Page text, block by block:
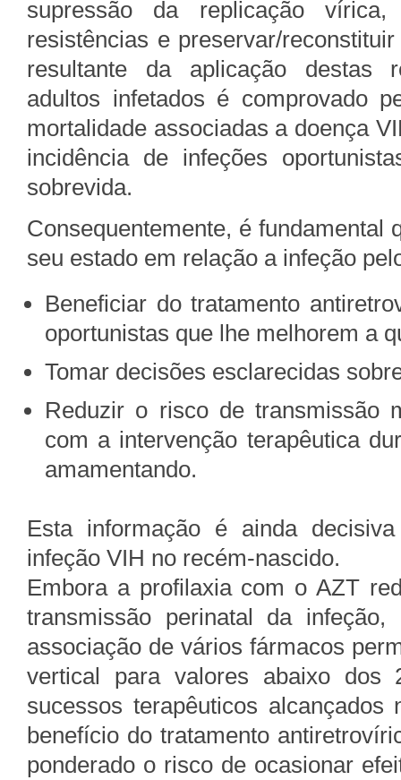
supressão da replicação
resistências e preservar/
resultante da aplicação destas
adultos infetados é comprovado
mortalidade associadas a doença
incidência de infeções
sobrevida.
Consequentemente, é fundamental
seu estado em relação a infeção
Beneficiar do tratamento
oportunistas que lhe melhorem a
Tomar decisões esclarecidas
Reduzir o risco de transmissão
com a intervenção terapêutica
amamentando.
Esta informação é ainda
infeção VIH no recém-nascido.
Embora a profilaxia com o AZT
transmissão perinatal da
associação de vários fármacos
vertical para valores abaixo
sucessos terapêuticos
benefício do tratamento
ponderado o risco de ocasionar